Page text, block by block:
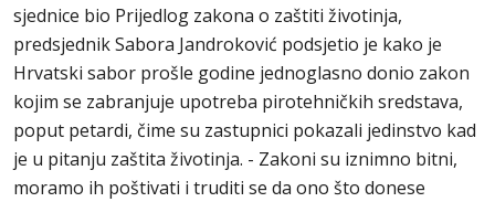
sjednice bio Prijedlog zakona o zaštiti životinja,
predsjednik Sabora Jandroković podsjetio je kako je
Hrvatski sabor prošle godine jednoglasno donio zakon
kojim se zabranjuje upotreba pirotehničkih sredstava,
poput petardi, čime su zastupnici pokazali jedinstvo kad
je u pitanju zaštita životinja. - Zakoni su iznimno bitni,
moramo ih poštivati i truditi se da ono što donese